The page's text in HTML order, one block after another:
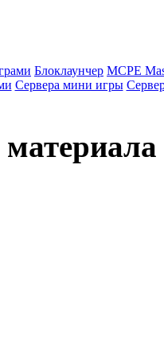
Блоклаунчер MCPE
Сервера мини игры